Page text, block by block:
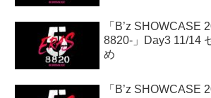
「B’z SHOWCASE
8820-」Day3 11/14
め
「B’z SHOWCASE